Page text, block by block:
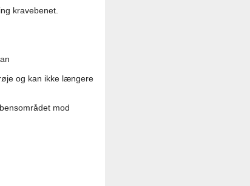
kravebenet.
og kan ikke længere
mod